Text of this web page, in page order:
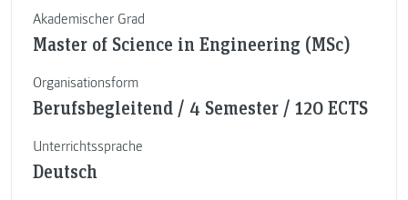
Akademischer Grad
Master of Science in Engineering (MSc)
Organisationsform
Berufsbegleitend / 4 Semester / 120 ECTS
Unterrichtssprache
Deutsch